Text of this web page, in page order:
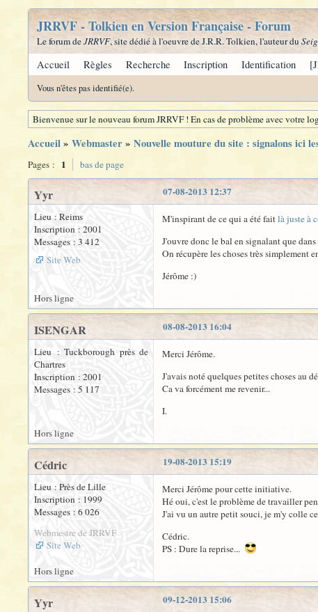
JRRVF - Tolkien en Version Française - Forum
Le forum deJRRVF, site dédié à l'oeuvre de J.R.R. Tolkien, l'auteur du
Accueil Règles Recherche Inscription Identification
Vous n'êtes pas identifié(e).
Bienvenue sur le nouveau forum JRRVF ! En cas de problème avec votre
Accueil» Webmaster» Nouvelle mouture du site : signalons ici
Pages : 1 bas de page
07-08-2013 12:37
Yyr
Lieu : Reims
Inscription : 2001
Messages : 3 412
Site Web
M'inspirant de ce qui a été faitlà juste à
J'ouvre donc le bal en signalant que
On récupère les choses très simplement
Jérôme :)
Hors ligne
08-08-2013 16:04
ISENGAR
Lieu : Tuckborough près de
Chartres
Inscription : 2001
Messages : 5 117
Merci Jérôme.
J'avais noté quelques petites choses au
Ca va forcément me revenir...
I.
Hors ligne
19-08-2013 15:19
Cédric
Lieu : Près de Lille
Inscription : 1999
Messages : 6 026
Webmestre de JRRVF
Site Web
Merci Jérôme pour cette initiative.
Hé oui, c'est le problème de travailler
J'ai vu un autre petit souci, je m'y colle
Cédric.
PS : Dure la reprise...
Hors ligne
09-12-2013 15:06
Yyr